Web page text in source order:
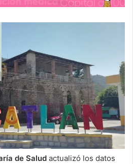
de Salud actualizó los datos